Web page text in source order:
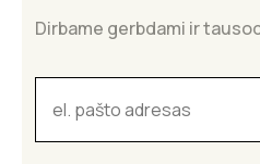
Dirbame gerbdami ir